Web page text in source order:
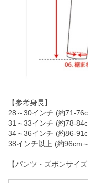
【参考身長】
28～30インチ (約71-
31～33インチ (約78-
34～36インチ (約86-
38インチ以上 (約96cm
【パンツ・ズボンサイズ